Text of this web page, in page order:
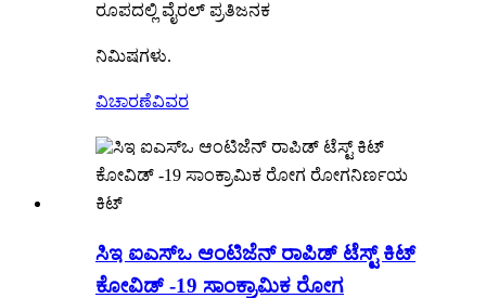
ರೂಪದಲ್ಲಿ ವೈರಲ್ ಪ್ರತಿಜನಕ
ನಿಮಿಷಗಳು.
ವಿಚಾರಣೆವಿವರ
ಸಿಇ ಐಎಸ್ಒ ಆಂಟಿಜೆನ್ ರಾಪಿಡ್ ಟೆಸ್ಟ್ ಕಿಟ್
ಕೋವಿಡ್ -19 ಸಾಂಕ್ರಾಮಿಕ ರೋಗ